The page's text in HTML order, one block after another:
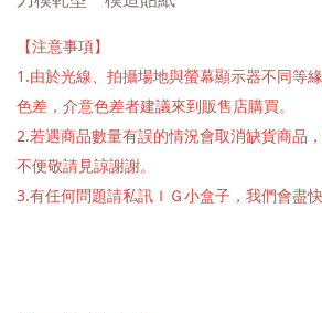
【注意事項】
1.由於光線、拍攝場地與螢幕顯示器不同等
色差，介意色差者建議來到販售店購買。
2.若遇商品數量有誤的情況會取消缺貨商品
不便敬請見諒謝謝。
3.有任何問題請私訊ＩＧ小盒子，我們會盡